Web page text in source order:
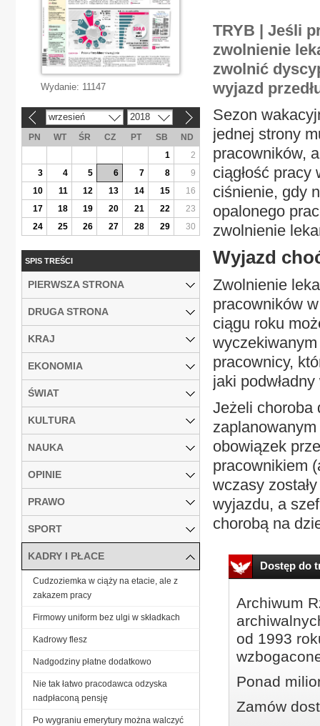
TRYB | Jeśli
zwolnienie
zwolnić
wyjazd
Sezon
jednej strony
pracowników,
ciągłość
ciśnienie, gdy
opalonego
zwolnienie
Wyjazd
Zwolnienie
pracowników
ciągu roku
pracownicy,
jaki
Jeżeli choroba
obowiązek
pracownikiem
wczasy
wyjazdu, a
chorobą na
Dostęp do
Archiwum
od 1993
Ponad
Zamów
Wydanie: 11147
wrzesień 2018
PN WT ŚR CZ PT SB
ND
1
2
3
4 5 6 7 8
9
10
11 12 13 14 15
16
17
18 19 20 21 22
23
24
25 26 27 28 29 30
SPIS TREŚCI
PIERWSZA STRONA
DRUGA STRONA
KRAJ
EKONOMIA
ŚWIAT
KULTURA
NAUKA
OPINIE
PRAWO
SPORT
KADRY I PŁACE
Cudzoziemka w ciąży na etacie, ale z
zakazem pracy
Firmowy uniform bez ulgi w składkach
Kadrowy flesz
Nadgodziny płatne dodatkowo
Nie tak łatwo pracodawca odzyska
nadpłaconą pensję
Po wygraniu emerytury można walczyć